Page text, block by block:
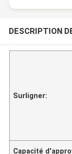
DESCRIPTION
Surligner:
Capacité